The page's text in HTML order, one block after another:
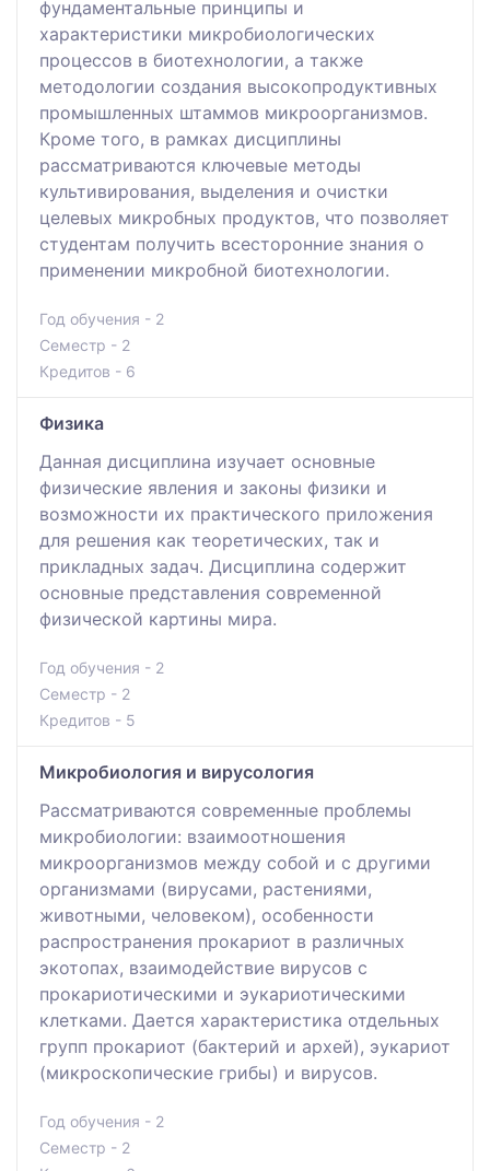
фундаментальные принципы и
характеристики микробиологических
процессов в биотехнологии, а также
методологии создания высокопродуктивных
промышленных штаммов микроорганизмов.
Кроме того, в рамках дисциплины
рассматриваются ключевые методы
культивирования, выделения и очистки
целевых микробных продуктов, что позволяет
студентам получить всесторонние знания о
применении микробной биотехнологии.
Год обучения - 2
Семестр - 2
Кредитов - 6
Физика
Данная дисциплина изучает основные
физические явления и законы физики и
возможности их практического приложения
для решения как теоретических, так и
прикладных задач. Дисциплина содержит
основные представления современной
физической картины мира.
Год обучения - 2
Семестр - 2
Кредитов - 5
Микробиология и вирусология
Рассматриваются современные проблемы
микробиологии: взаимоотношения
микроорганизмов между собой и с другими
организмами (вирусами, растениями,
животными, человеком), особенности
распространения прокариот в различных
экотопах, взаимодействие вирусов с
прокариотическими и эукариотическими
клетками. Дается характеристика отдельных
групп прокариот (бактерий и архей), эукариот
(микроскопические грибы) и вирусов.
Год обучения - 2
Семестр - 2